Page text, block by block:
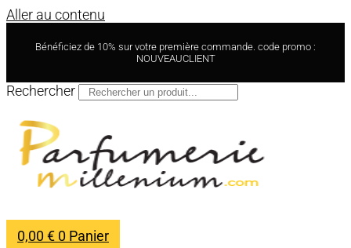
Aller au contenu
Bénéficiez de 10% sur votre première commande. code promo :
NOUVEAUCLIENT
Rechercher
0,00€ 0 Panier